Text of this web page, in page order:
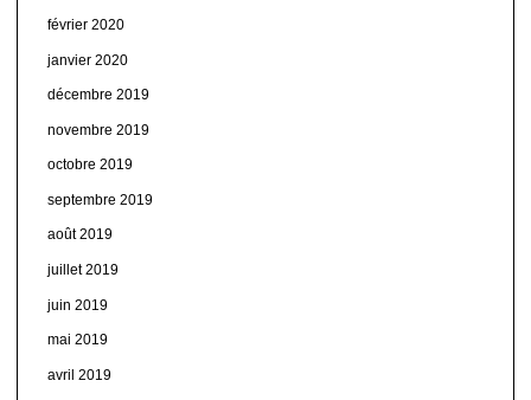
février 2020
janvier 2020
décembre 2019
novembre 2019
octobre 2019
septembre 2019
août 2019
juillet 2019
juin 2019
mai 2019
avril 2019